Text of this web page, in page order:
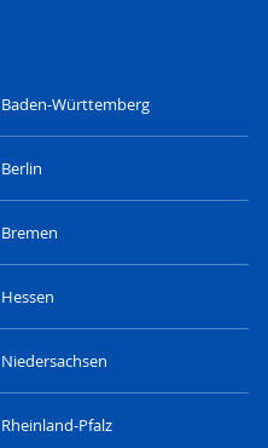
Baden-Württemberg
Berlin
Bremen
Hessen
Niedersachsen
Rheinland-Pfalz